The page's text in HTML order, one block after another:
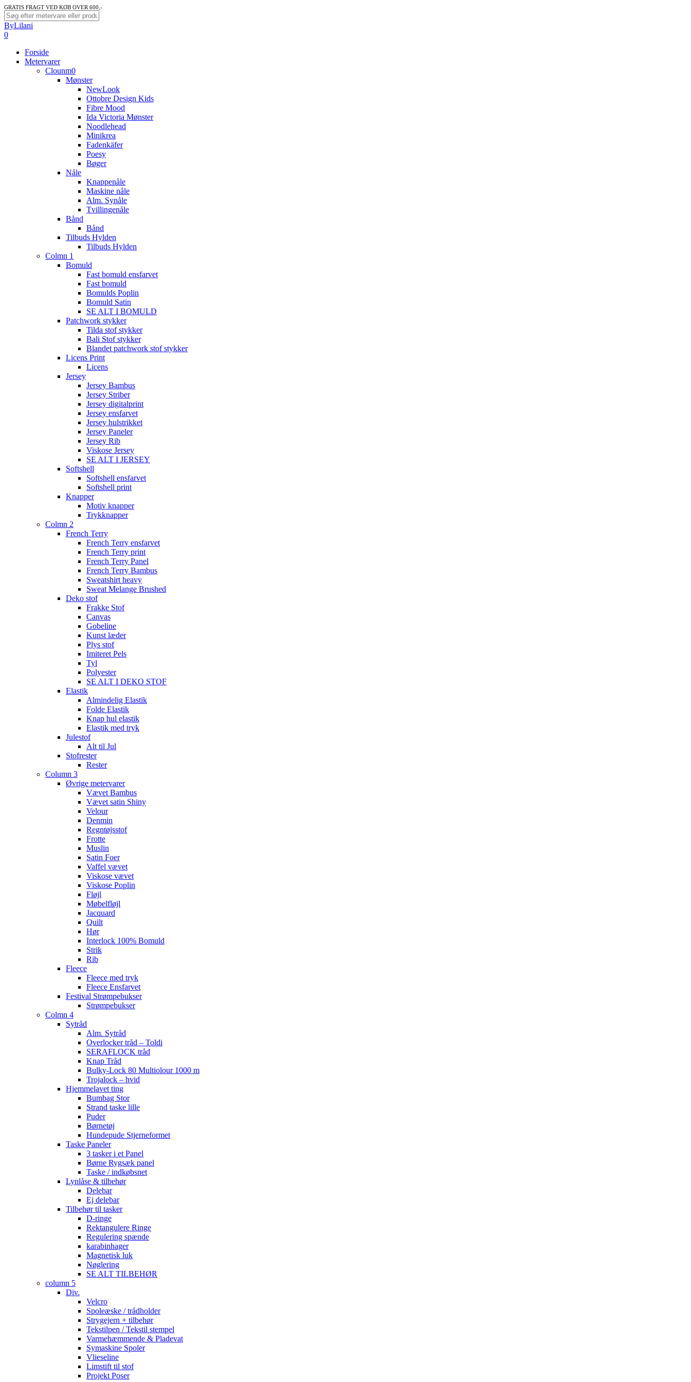
Skip
to
main
content
GRATIS FRAGT VED KØB OVER 600,-
Close
Search
ByLilani
search
account
0
Forside
Metervarer
Clounm0
Mønster
NewLook
Ottobre Design Kids
Fibre Mood
Ida Victoria Mønster
Noodlehead
Minikrea
Fadenkäfer
Poesy
Bøger
Nåle
Knappenåle
Maskine nåle
Alm. Synåle
Tvillingenåle
Bånd
Bånd
Tilbuds Hylden
Tilbuds Hylden
Colmn 1
Bomuld
Fast bomuld ensfarvet
Fast bomuld
Bomulds Poplin
Bomuld Satin
SE ALT I BOMULD
Patchwork stykker
Tilda stof stykker
Bali Stof stykker
Blandet patchwork stof stykker
Licens Print
Licens
Jersey
Jersey Bambus
Jersey Striber
Jersey digitalprint
Jersey ensfarvet
Jersey hulstrikket
Jersey Paneler
Jersey Rib
Viskose Jersey
SE ALT I JERSEY
Softshell
Softshell ensfarvet
Softshell print
Knapper
Motiv knapper
Trykknapper
Colmn 2
French Terry
French Terry ensfarvet
French Terry print
French Terry Panel
French Terry Bambus
Sweatshirt heavy
Sweat Melange Brushed
Deko stof
Frakke Stof
Canvas
Gobeline
Kunst læder
Plys stof
Imiteret Pels
Tyl
Polyester
SE ALT I DEKO STOF
Elastik
Almindelig Elastik
Folde Elastik
Knap hul elastik
Elastik med tryk
Julestof
Alt til Jul
Stofrester
Rester
Column 3
Øvrige metervarer
Vævet Bambus
Vævet satin Shiny
Velour
Denmin
Regntøjsstof
Frotte
Muslin
Satin Foer
Vaffel vævet
Viskose vævet
Viskose Poplin
Fløjl
Møbelfløjl
Jacquard
Quilt
Hør
Interlock 100% Bomuld
Strik
Rib
Fleece
Fleece med tryk
Fleece Ensfarvet
Festival Strømpebukser
Strømpebukser
Colmn 4
Sytråd
Alm. Sytråd
Overlocker tråd – Toldi
SERAFLOCK tråd
Knap Tråd
Bulky-Lock 80 Multiolour 1000 m
Trojalock – hvid
Hjemmelavet ting
Bumbag Stor
Strand taske lille
Puder
Børnetøj
Hundepude Stjerneformet
Taske Paneler
3 tasker i et Panel
Børne Rygsæk panel
Taske / indkøbsnet
Lynlåse & tilbehør
Delebar
Ej delebar
Tilbehør til tasker
D-ringe
Rektangulere Ringe
Regulering spænde
karabinhager
Magnetisk luk
Nøglering
SE ALT TILBEHØR
column 5
Div.
Velcro
Spoleæske / trådholder
Strygejern + tilbehør
Tekstilpen / Tekstil stempel
Varmehæmmende & Pladevat
Symaskine Spoler
Vlieseline
Limstift til stof
Projekt Poser